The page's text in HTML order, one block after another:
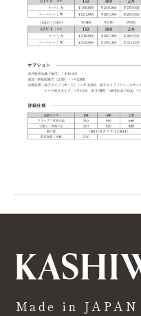
Made in